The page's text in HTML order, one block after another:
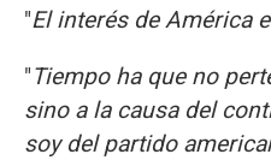
"Elinterésde América
"Tiempo ha que no
sino a la causa del
soy del partido